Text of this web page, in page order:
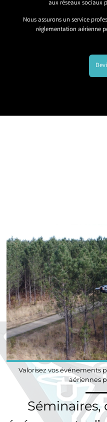
aux réseaux sociaux
Nous assurons un service
réglementation aérienne
Valorisez vos événements
aériennes
Séminaires,